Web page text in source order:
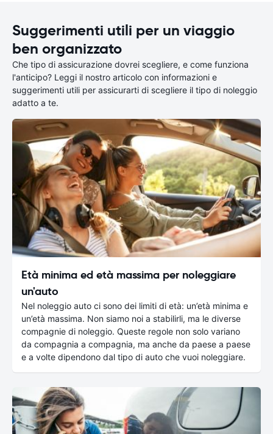
Suggerimenti utili per un viaggio
ben organizzato
Che tipo di assicurazione dovrei scegliere, e come funziona
l'anticipo? Leggi il nostro articolo con informazioni e
suggerimenti utili per assicurarti di scegliere il tipo di noleggio
adatto a te.
Età minima ed età massima per noleggiare
un'auto
Nel noleggio auto ci sono dei limiti di età: un’età minima e
un’età massima. Non siamo noi a stabilirli, ma le diverse
compagnie di noleggio. Queste regole non solo variano
da compagnia a compagnia, ma anche da paese a paese
e a volte dipendono dal tipo di auto che vuoi noleggiare.